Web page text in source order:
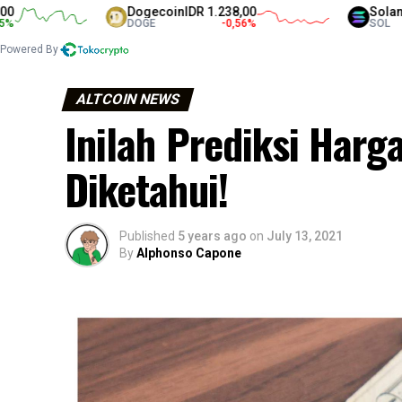
DogecoinIDR 1.238,00
DOGE
SolanaIDR
SOL
Powered By
ALTCOIN NEWS
Inilah Prediksi
Diketahui!
Published 5 years ago on July 13, 2021
ByAlphonso Capone